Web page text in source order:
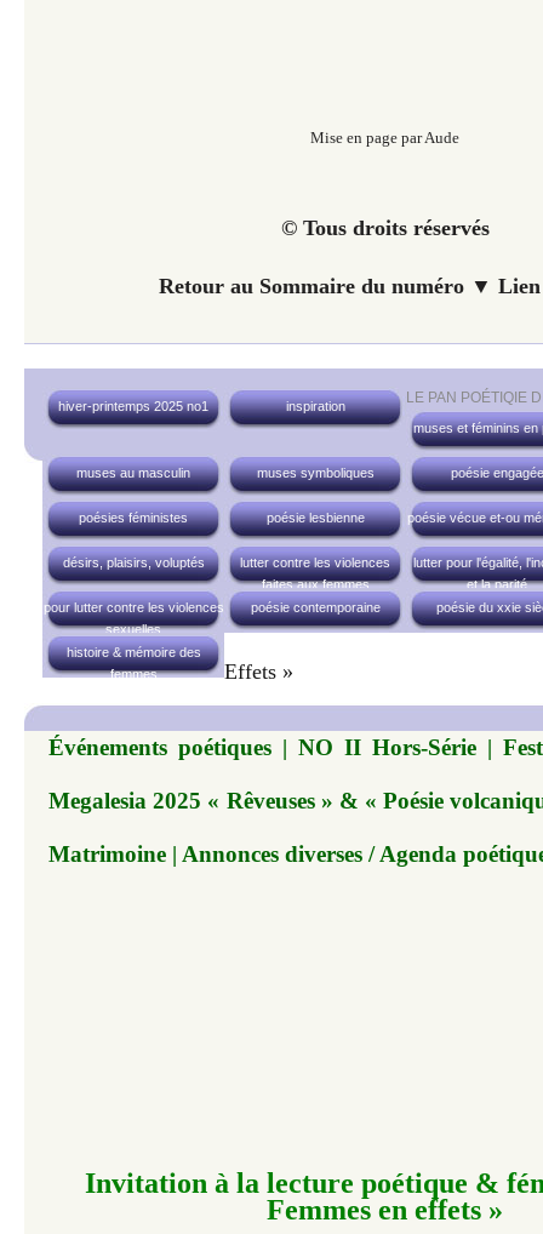
Mise en page par Aude
© Tous droits réservés
Retour au Sommaire du numéro ▼
LE PAN POÉTIQIE
hiver-printemps 2025 no1
inspiration
muses et féminins en
muses au masculin muses symboliques poésie engagée
poésies féministes poésie lesbienne poésie vécue et-ou
désirs, plaisirs, voluptés
lutter contre les violences
faites aux femmes
lutter pour l'égalité,
et la parité
pour lutter contre les violences
sexuelles
poésie contemporaine poésie du xxie
histoire & mémoire des
femmes
Effets »
Événements poétiques | NO II Hors-Série |
Megalesia 2025 « Rêveuses » & « Poésie
Matrimoine | Annonces diverses / Agenda
Invitation à la lecture poétique &
Femmes en effets »